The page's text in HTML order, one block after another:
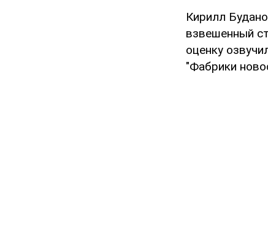
Кирилл
взвешенный
оценку
"Фабрики